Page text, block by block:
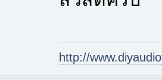
http://